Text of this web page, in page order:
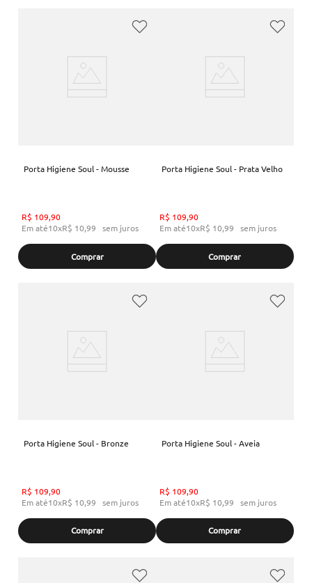
Porta Higiene Soul - Mousse
R$ 109,90
Em até10xR$ 10,99 sem juros
Comprar
Porta Higiene Soul - Prata Velho
R$ 109,90
Em até10xR$ 10,99 sem juros
Comprar
Porta Higiene Soul - Bronze
R$ 109,90
Em até10xR$ 10,99 sem juros
Comprar
Porta Higiene Soul - Aveia
R$ 109,90
Em até10xR$ 10,99 sem juros
Comprar